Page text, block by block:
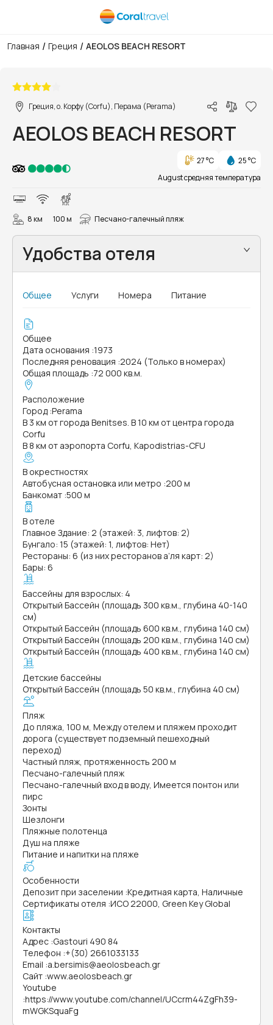
Главная / Греция / AEOLOS BEACH RESORT
Греция, о. Корфу (Corfu), Перама (Perama)
AEOLOS BEACH RESORT
27 °C
25 °C
August средняя температура
8 км 100 м Песчано-галечный пляж
Удобства отеля
Общее Услуги Номера Питание
Общее
Дата основания :1973
Последняя реновация :2024 (Только в номерах)
Общая площадь :72 000 кв.м.
Расположение
Город :Perama
В 3 км от города Benitses. В 10 км от центра города
Corfu
В 8 км от аэропорта Corfu, Kapodistrias-CFU
В окрестностях
Автобусная остановка или метро :200 м
Банкомат :500 м
В отеле
Главное Здание: 2 (этажей: 3, лифтов: 2)
Бунгало: 15 (этажей: 1, лифтов: Нет)
Рестораны: 6 (из них ресторанов а’ля карт: 2)
Бары: 6
Бассейны для взрослых: 4
Открытый Бассейн (площадь 300 кв.м., глубина 40-140
см)
Открытый Бассейн (площадь 600 кв.м., глубина 140 см)
Открытый Бассейн (площадь 200 кв.м., глубина 140 см)
Открытый Бассейн (площадь 400 кв.м., глубина 140 см)
Детские бассейны
Открытый Бассейн (площадь 50 кв.м., глубина 40 см)
Пляж
До пляжа, 100 м, Между отелем и пляжем проходит
дорога (существует подземный пешеходный
переход)
Частный пляж, протяженность 200 м
Песчано-галечный пляж
Песчано-галечный вход в воду, Имеется понтон или
пирс
Зонты
Шезлонги
Пляжные полотенца
Душ на пляже
Питание и напитки на пляже
Особенности
Депозит при заселении :Кредитная карта, Наличные
Сертификаты отеля :ИСО 22000, Green Key Global
Контакты
Адрес :Gastouri 490 84
Телефон :+(30) 2661033133
Email :a.bersimis@aeolosbeach.gr
Сайт :www.aeolosbeach.gr
Youtube
:https://www.youtube.com/channel/UCcrm44ZgFh39-
mWGKSquaFg